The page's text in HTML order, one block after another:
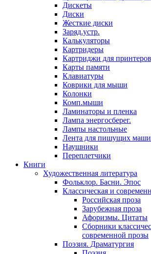
Дискеты
Диски
Жесткие диски
Заряд.устр.
Калькуляторы
Картридеры
Картриджи для принтеров
Карты памяти
Клавиатуры
Коврики для мыши
Колонки
Комп.мыши
Ламинаторы и пленка
Лампа энергосберег.
Лампы настольные
Лента для пишущих
Наушники
Переплетчики
Книги
Художественная литература
Фольклор. Басни. Эпос
Классическая и
Российская проза
Зарубежная проза
Афоризмы. Цитаты
Сборники
современной прозы
Поэзия. Драматургия